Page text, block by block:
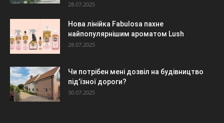
28.07.2025
Нова лінійка Fabulosa пахне
найпопулярнішим ароматом Lush
28.07.2025
Чи потрібен мені дозвіл на будівництво
під’їзної дороги?
30.07.2025